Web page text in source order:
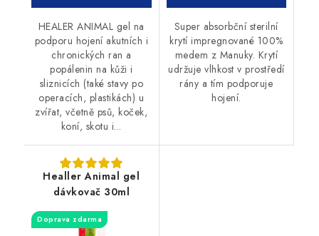
HEALER ANIMAL gel na
podporu hojení akutních i
chronických ran a
popálenin na kůži i
sliznicích (také stavy po
operacích, plastikách) u
zvířat, včetně psů, koček,
koní, skotu i...
Super absorbční sterilní
krytí impregnované 100%
medem z Manuky. Krytí
udržuje vlhkost v prostředí
rány a tím podporuje
hojení.
Healler Animal gel
dávkovač 30ml
Doprava zdarma